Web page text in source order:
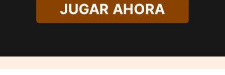
JUGAR AHORA